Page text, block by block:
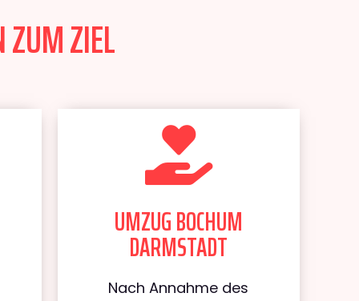
ZIEL
UMZUG BOCHUM
DARMSTADT
Nach Annahme des